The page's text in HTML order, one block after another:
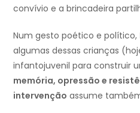
convívio e a brincadeira
Num gesto poético e político,
algumas dessas crianças
infantojuvenil para construir
memória, opressão e
intervenção assume